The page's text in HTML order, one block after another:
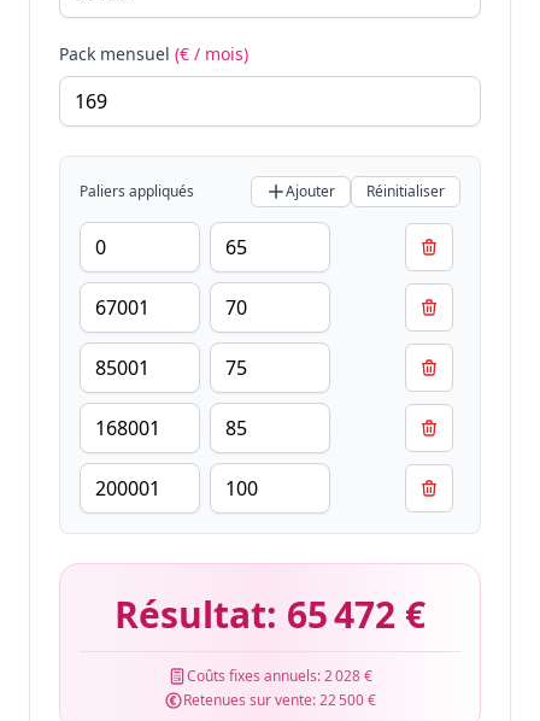
Pack mensuel (€ / mois)
Paliers appliqués Ajouter Réinitialiser
Résultat: 65 472 €
Coûts fixes annuels:2 028 €
Retenues sur vente:22 500 €